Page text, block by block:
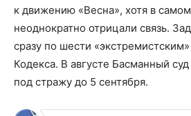
к движению «Весна», хотя в
неоднократно отрицали связь.
сразу по шести
Кодекса. В августе Басманный
под стражу до 5 сентября.